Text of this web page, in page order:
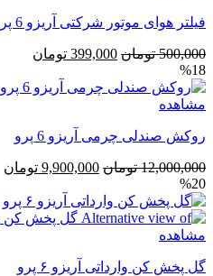
فیلتر هوای موتور شرکتی آریزو 6 پرو
500,000 تومان قیمت
500,000 تومان
399,000 تومان
%18
مشاهده
روکش صندلی چرمی آریزو 6 پرو
12,000,000 تومان قیمت
12,000,000 تومان
بود.
9,900,000 تومان
%20
مشاهده
گل پخش کن وارداتی آریزو ۶ پرو